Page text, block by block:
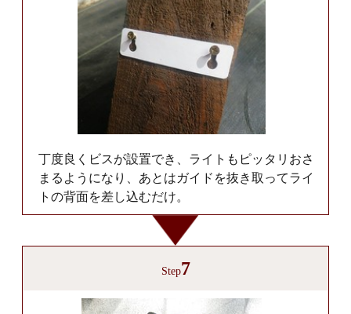
丁度良くビスが設置でき、ライトもピッタリおさ
まるようになり、あとはガイドを抜き取ってライ
トの背面を差し込むだけ。
Step7